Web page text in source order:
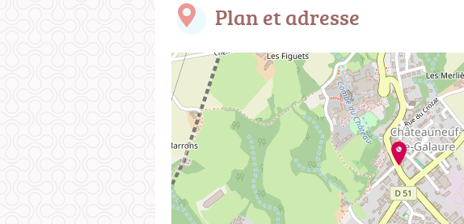
Plan et adresse